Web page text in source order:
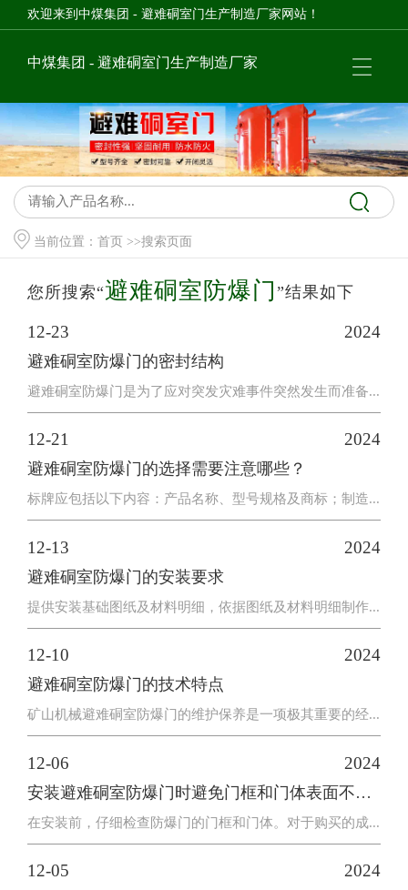
欢迎来到中煤集团 - 避难硐室门生产制造厂家网站！
中煤集团 - 避难硐室门生产制造厂家
当前位置：首页 >>搜索页面
您所搜索“避难硐室防爆门 ”结果如下
12-23 2024
避难硐室防爆门的密封结构
避难硐室防爆门是为了应对突发灾难事件突然发生而准备...
12-21 2024
避难硐室防爆门的选择需要注意哪些？
标牌应包括以下内容：产品名称、型号规格及商标；制造...
12-13 2024
避难硐室防爆门的安装要求
提供安装基础图纸及材料明细，依据图纸及材料明细制作...
12-10 2024
避难硐室防爆门的技术特点
矿山机械避难硐室防爆门的维护保养是一项极其重要的经...
12-06 2024
安装避难硐室防爆门时避免门框和门体表面不平
整的处理
在安装前，仔细检查防爆门的门框和门体。对于购买的成...
12-05 2024